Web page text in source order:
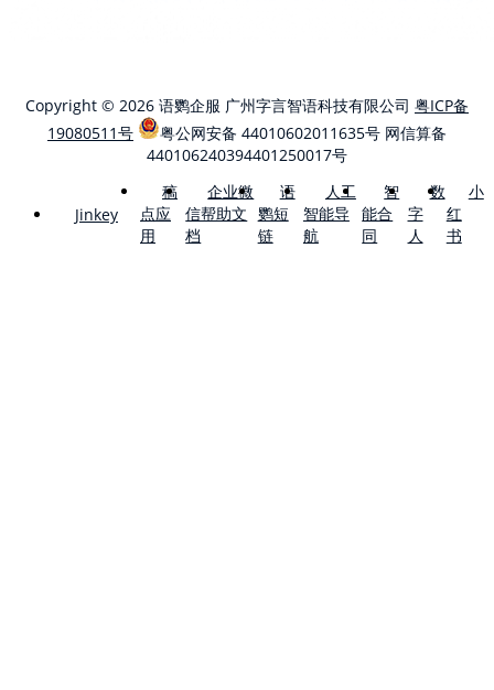
Copyright © 2026 语鹦企服 广州字言智语科技有限公司 粤ICP备
19080511号
粤公网安备 44010602011635号 网信算备
440106240394401250017号
Jinkey
稿
点应
用
企业微
信帮助文
档
语
鹦短
链
人工
智能导
航
智
能合
同
数
字
人
小
红
书